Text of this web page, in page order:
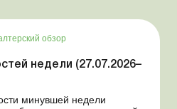
обзор
недели (27.07.2026–
минувшей недели